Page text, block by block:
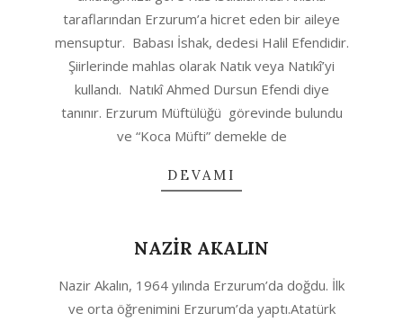
taraflarından Erzurum’a hicret eden bir aileye
mensuptur. Babası İshak, dedesi Halil Efendidir.
Şiirlerinde mahlas olarak Natık veya Natıkî’yi
kullandı. Natıkî Ahmed Dursun Efendi diye
tanınır. Erzurum Müftülüğü görevinde bulundu
ve “Koca Müfti” demekle de
DEVAMI
NAZİR AKALIN
08-
Nazir Akalın, 1964 yılında Erzurum’da doğdu. İlk
ve orta öğrenimini Erzurum’da yaptı.Atatürk